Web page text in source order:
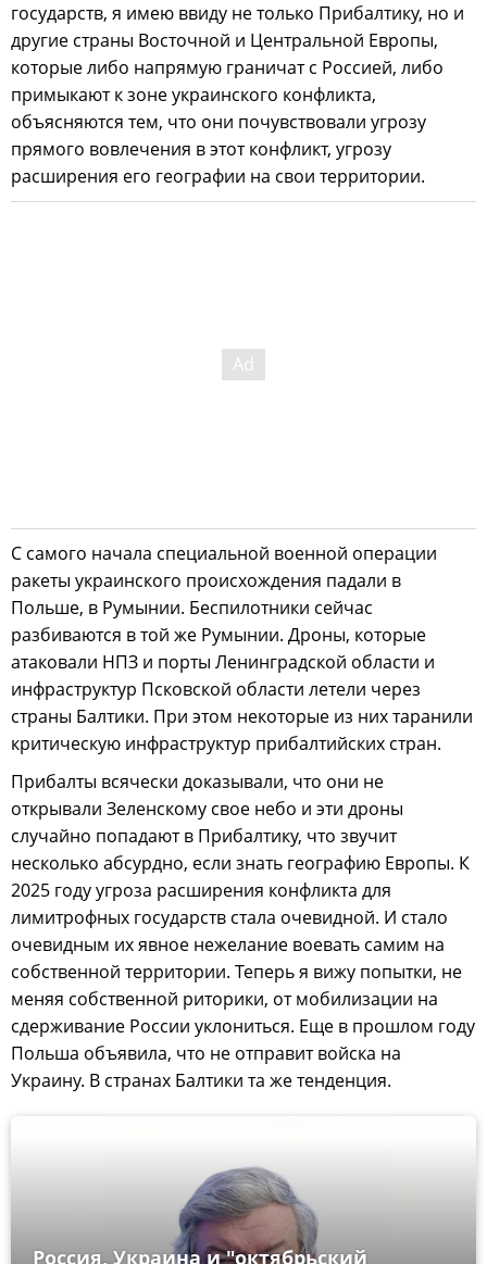
государств, я имею ввиду не только Прибалтику, но и
другие страны Восточной и Центральной Европы,
которые либо напрямую граничат с Россией, либо
примыкают к зоне украинского конфликта,
объясняются тем, что они почувствовали угрозу
прямого вовлечения в этот конфликт, угрозу
расширения его географии на свои территории.
С самого начала специальной военной операции
ракеты украинского происхождения падали в
Польше, в Румынии. Беспилотники сейчас
разбиваются в той же Румынии. Дроны, которые
атаковали НПЗ и порты Ленинградской области и
инфраструктур Псковской области летели через
страны Балтики. При этом некоторые из них таранили
критическую инфраструктур прибалтийских стран.
Прибалты всячески доказывали, что они не
открывали Зеленскому свое небо и эти дроны
случайно попадают в Прибалтику, что звучит
несколько абсурдно, если знать географию Европы. К
2025 году угроза расширения конфликта для
лимитрофных государств стала очевидной. И стало
очевидным их явное нежелание воевать самим на
собственной территории. Теперь я вижу попытки, не
меняя собственной риторики, от мобилизации на
сдерживание России уклониться. Еще в прошлом году
Польша объявила, что не отправит войска на
Украину. В странах Балтики та же тенденция.
Россия, Украина и "октябрьский